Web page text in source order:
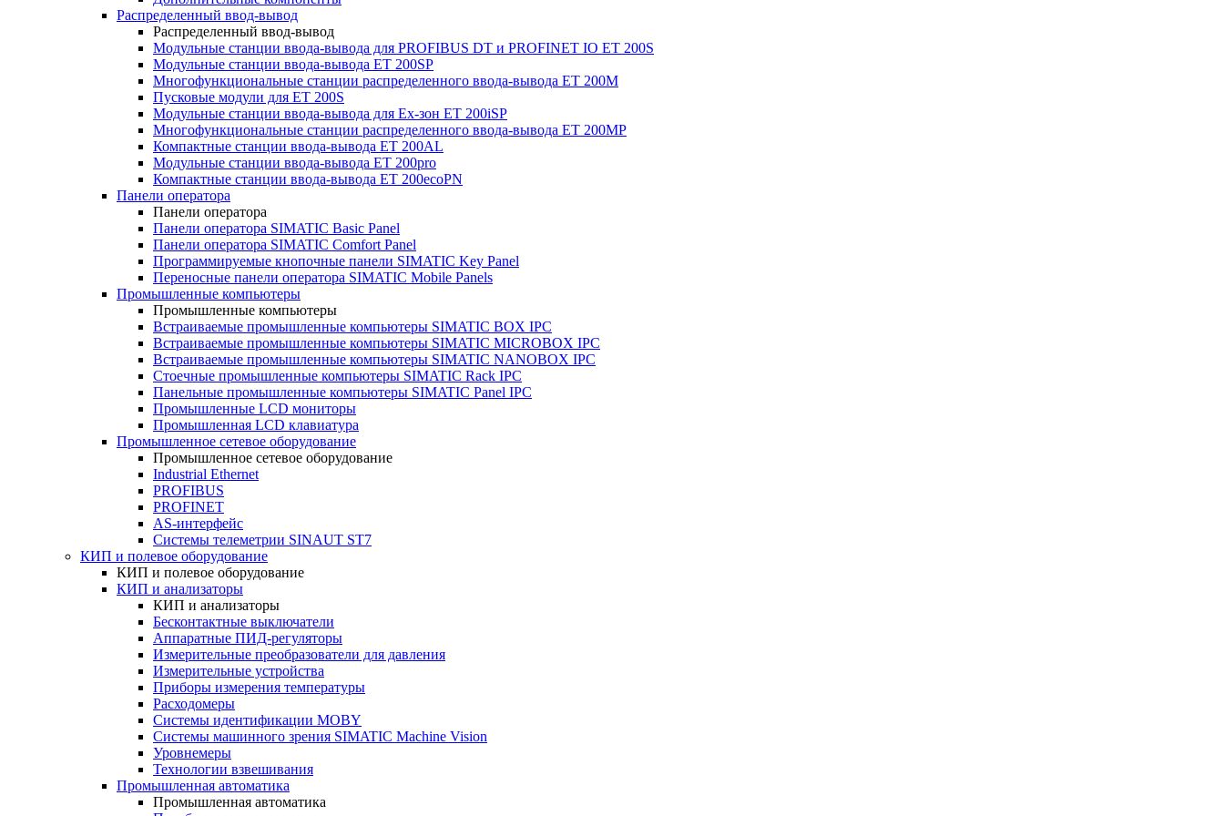
Распределенный ввод-вывод
Распределенный ввод-вывод
Модульные станции ввода-вывода для PROFIBUS DT и PROFINET IO ET 200S
Модульные станции ввода-вывода ET 200SP
Многофункциональные станции распределенного ввода-вывода ET 200M
Пусковые модули для ET 200S
Модульные станции ввода-вывода для Ex-зон ET 200iSP
Многофункциональные станции распределенного ввода-вывода ET 200MP
Компактные станции ввода-вывода ET 200AL
Модульные станции ввода-вывода ET 200pro
Компактные станции ввода-вывода ET 200ecoPN
Панели оператора
Панели оператора
Панели оператора SIMATIC Basic Panel
Панели оператора SIMATIC Comfort Panel
Программируемые кнопочные панели SIMATIC Key Panel
Переносные панели оператора SIMATIC Mobile Panels
Промышленные компьютеры
Промышленные компьютеры
Встраиваемые промышленные компьютеры SIMATIC BOX IPC
Встраиваемые промышленные компьютеры SIMATIC MICROBOX IPC
Встраиваемые промышленные компьютеры SIMATIC NANOBOX IPC
Стоечные промышленные компьютеры SIMATIC Rack IPC
Панельные промышленные компьютеры SIMATIC Panel IPC
Промышленные LCD мониторы
Промышленная LCD клавиатура
Промышленное сетевое оборудование
Промышленное сетевое оборудование
Industrial Ethernet
PROFIBUS
PROFINET
AS-интерфейс
Системы телеметрии SINAUT ST7
КИП и полевое оборудование
КИП и полевое оборудование
КИП и анализаторы
КИП и анализаторы
Бесконтактные выключатели
Аппаратные ПИД-регуляторы
Измерительные преобразователи для давления
Измерительные устройства
Приборы измерения температуры
Расходомеры
Системы идентификации MOBY
Системы машинного зрения SIMATIC Machine Vision
Уровнемеры
Технологии взвешивания
Промышленная автоматика
Промышленная автоматика